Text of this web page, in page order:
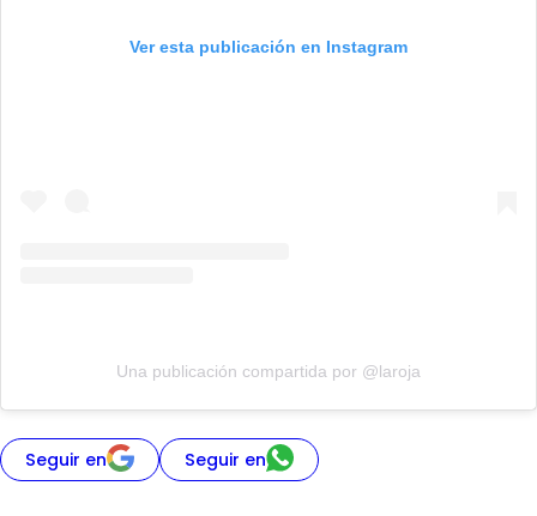
Ver esta publicación en Instagram
Una publicación compartida por @laroja
Seguir en Seguir en